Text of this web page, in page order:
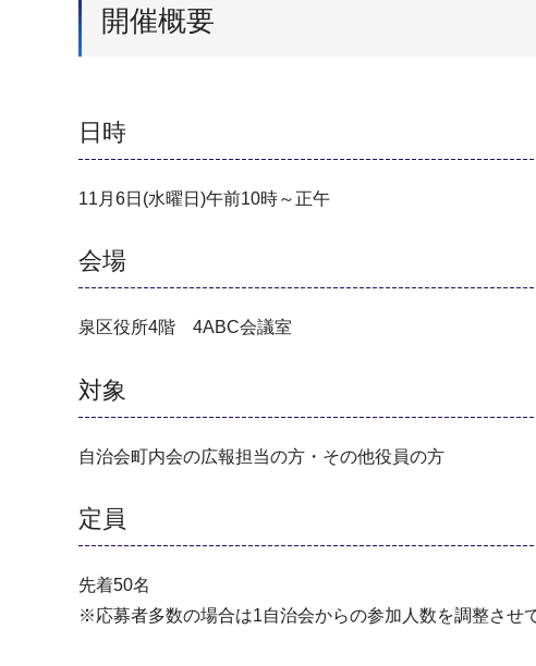
開催概要
日時
11月6日(水曜日)午前10時～正午
会場
泉区役所4階 4ABC会議室
対象
自治会町内会の広報担当の方・その他役員の方
定員
先着50名
※応募者多数の場合は1自治会からの参加人数を調整させ